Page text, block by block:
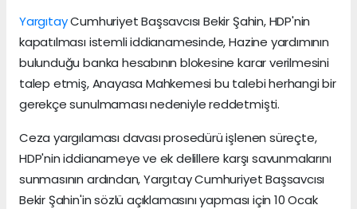
YargıtayCumhuriyet Başsavcısı Bekir Şahin, HDP'nin
kapatılması istemli iddianamesinde, Hazine yardımının
bulunduğu banka hesabının blokesine karar verilmesini
talep etmiş, Anayasa Mahkemesi bu talebi herhangi bir
gerekçe sunulmaması nedeniyle reddetmişti.
Ceza yargılaması davası prosedürü işlenen süreçte,
HDP'nin iddianameye ve ek delillere karşı savunmalarını
sunmasının ardından, Yargıtay Cumhuriyet Başsavcısı
Bekir Şahin'in sözlü açıklamasını yapması için 10 Ocak